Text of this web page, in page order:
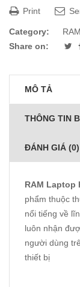
Print
Category:
Share on:
MÔ TẢ
THÔNG TIN
ĐÁNH GIÁ (0)
RAM Laptop
phẩm thuộc
nổi tiếng về
luôn nhận
người dùng
thiết bị